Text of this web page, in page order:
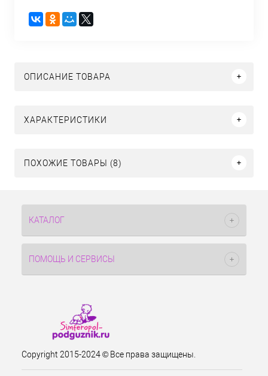
ОПИСАНИЕ ТОВАРА
ХАРАКТЕРИСТИКИ
ПОХОЖИЕ ТОВАРЫ (8)
КАТАЛОГ
ПОМОЩЬ И СЕРВИСЫ
Copyright 2015-2024 © Все права защищены.